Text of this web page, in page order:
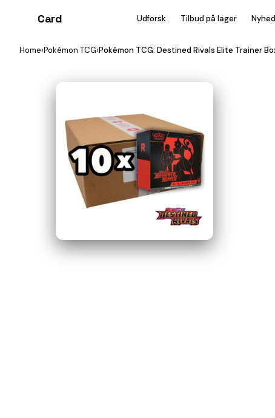
Card Udforsk Tilbud på lager
Home›Pokémon TCG›Pokémon TCG: Destined Rivals Elite Trainer